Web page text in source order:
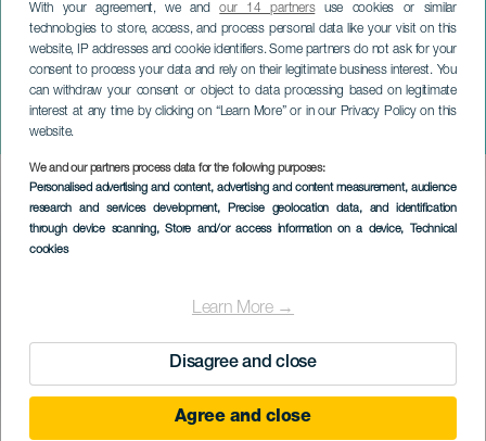
With your agreement, we andour 14 partnersuse cookies or similar
technologies to store, access, and process personal data like your visit on this
website, IP addresses and cookie identifiers. Some partners do not ask for your
consent to process your data and rely on their legitimate business interest. You
can withdraw your consent or object to data processing based on legitimate
interest at any time by clicking on “Learn More” or in our Privacy Policy on this
website.
We and our partners process data for the following purposes:
Personalised advertising and content, advertising and content measurement, audience
research and services development, Precise geolocation data, and identification
through device scanning, Store and/or access information on a device, Technical
cookies
Learn More →
Disagree and close
Agree and close
Borfesztivál
TENERIFE
Imagen
Listado